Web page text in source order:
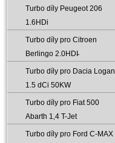
Turbo díly Peugeot 206
1.6HDi
Turbo díly pro Citroen
Berlingo 2.0HDI̵
Turbo díly pro Dacia Logan
1.5 dCi 50KW
Turbo díly pro Fiat 500
Abarth 1‚4 T-Jet
Turbo díly pro Ford C-MAX